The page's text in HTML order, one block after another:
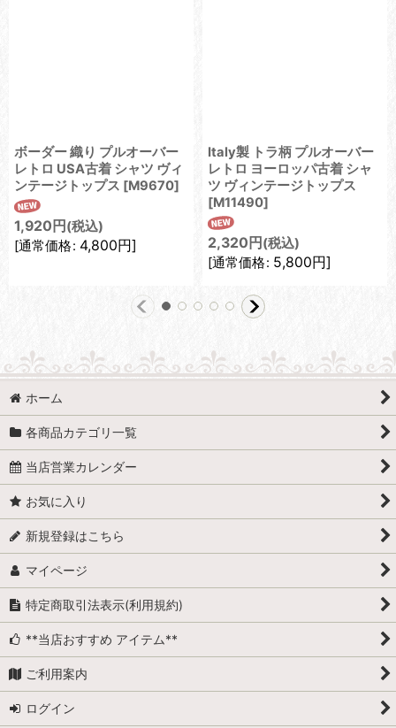
ボーダー 織り プルオーバー
レトロ USA古着 シャツ ヴィ
ンテージトップス [M9670]
1,920 円 (税込)
[通常価格: 4,800円]
Italy製 トラ柄 プルオーバー
レトロ ヨーロッパ古着 シャ
ツ ヴィンテージトップス
[M11490]
2,320 円 (税込)
[通常価格: 5,800円]
ホーム
各商品カテゴリ一覧
当店営業カレンダー
お気に入り
新規登録はこちら
マイページ
特定商取引法表示(利用規約)
**当店おすすめ アイテム**
ご利用案内
ログイン